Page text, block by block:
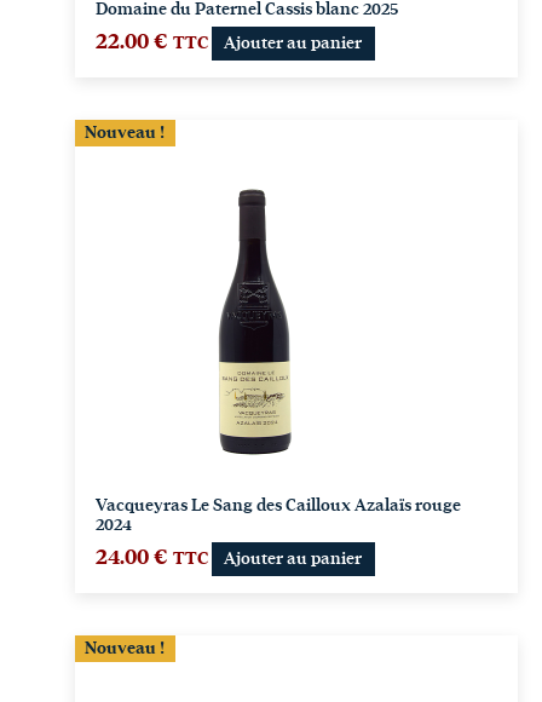
Domaine du Paternel Cassis blanc 2025
22.00 € TTC Ajouter au panier
Nouveau !
Vacqueyras Le Sang des Cailloux Azalaïs rouge
2024
24.00 € TTC Ajouter au panier
Nouveau !